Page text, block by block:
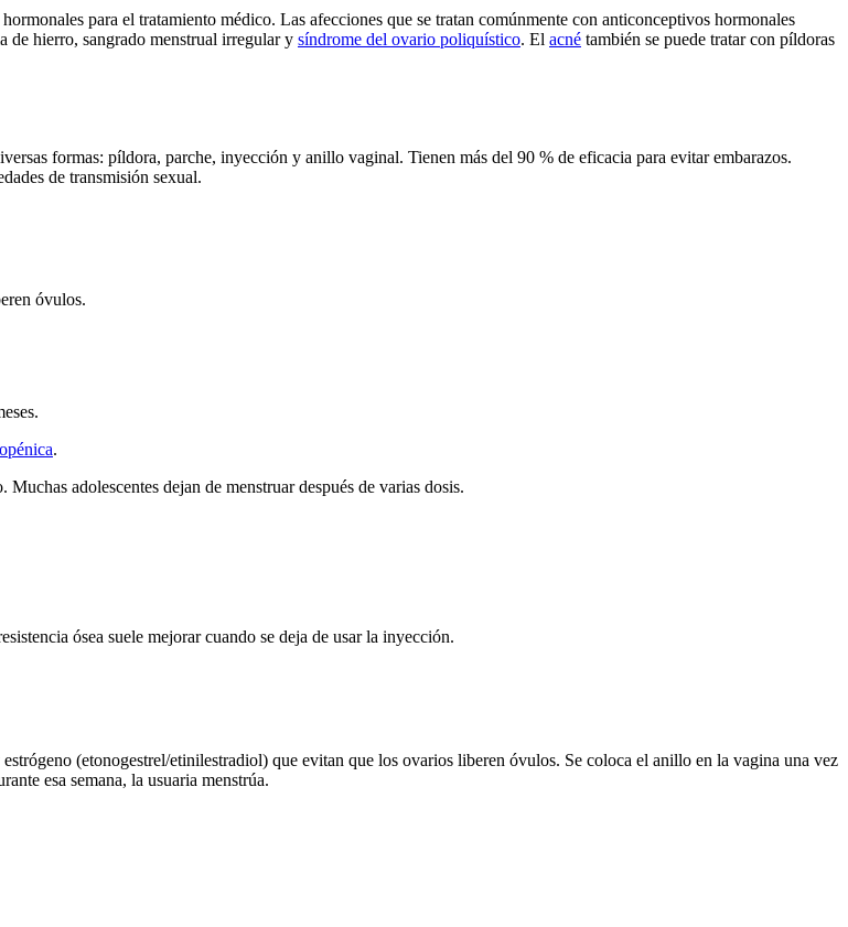
para el tratamiento médico. Las afecciones que se tratan comúnmente con anticonceptivos hormonales
de hierro, sangrado menstrual irregular y síndrome del ovario poliquístico. El acné también se puede tratar con píldoras
formas: píldora, parche, inyección y anillo vaginal. Tienen más del 90 % de eficacia para evitar embarazos.
de transmisión sexual.
óvulos.
.
adolescentes dejan de menstruar después de varias dosis.
ósea suele mejorar cuando se deja de usar la inyección.
(etonogestrel/etinilestradiol) que evitan que los ovarios liberen óvulos. Se coloca el anillo en la vagina una vez
esa semana, la usuaria menstrúa.